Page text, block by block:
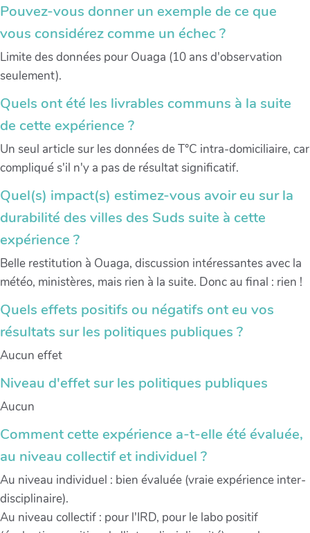
Pouvez-vous donner un exemple de ce que
vous considérez comme un échec ?
Limite des données pour Ouaga (10 ans d'observation
seulement).
Quels ont été les livrables communs à la suite
de cette expérience ?
Un seul article sur les données de T°C intra-domiciliaire, car
compliqué s'il n'y a pas de résultat significatif.
Quel(s) impact(s) estimez-vous avoir eu sur la
durabilité des villes des Suds suite à cette
expérience ?
Belle restitution à Ouaga, discussion intéressantes avec la
météo, ministères, mais rien à la suite. Donc au final : rien !
Quels effets positifs ou négatifs ont eu vos
résultats sur les politiques publiques ?
Aucun effet
Niveau d'effet sur les politiques publiques
Aucun
Comment cette expérience a-t-elle été évaluée,
au niveau collectif et individuel ?
Au niveau individuel : bien évaluée (vraie expérience inter-
disciplinaire).
Au niveau collectif : pour l'IRD, pour le labo positif